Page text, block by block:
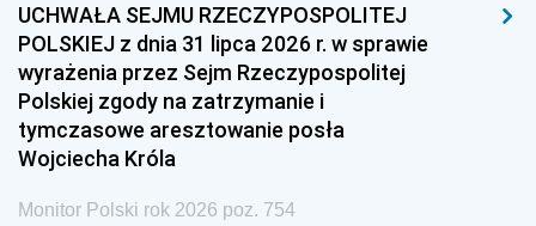
UCHWAŁA SEJMU RZECZYPOSPOLITEJ
POLSKIEJ z dnia 31 lipca 2026 r. w sprawie
wyrażenia przez Sejm Rzeczypospolitej
Polskiej zgody na zatrzymanie i
tymczasowe aresztowanie posła
Wojciecha Króla
Monitor Polski rok 2026 poz. 754